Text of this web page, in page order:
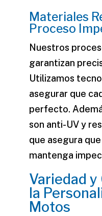
Materiales
Proceso
Nuestros
garantizan
Utilizamos
asegurar que
perfecto.
son anti-UV y
que asegura
mantenga
Variedad
la
Motos